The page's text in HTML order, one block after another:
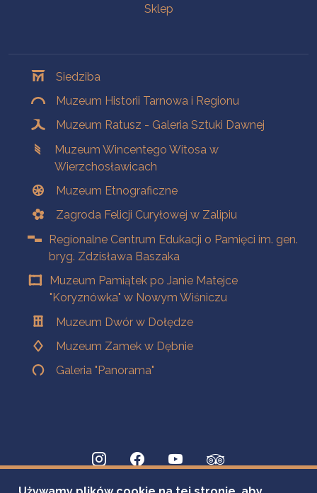
Sklep
Siedziba
Muzeum Historii Tarnowa i Regionu
Muzeum Ratusz - Galeria Sztuki Dawnej
Muzeum Wincentego Witosa w
Wierzchosławicach
Muzeum Etnograficzne
Zagroda Felicji Curyłowej w Zalipiu
Regionalne Centrum Edukacji o Pamięci im. gen.
bryg. Zdzisława Baszaka
Muzeum Pamiątek po Janie Matejce
"Koryznówka" w Nowym Wiśniczu
Muzeum Dwór w Dołędze
Muzeum Zamek w Dębnie
Galeria "Panorama"